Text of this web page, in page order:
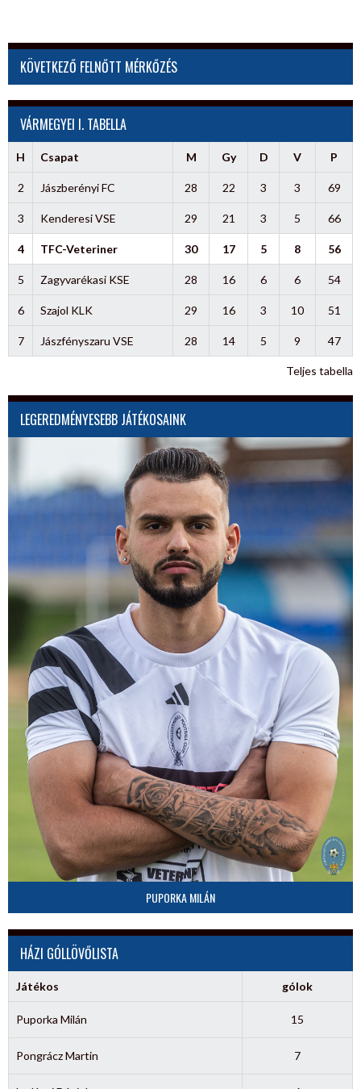
KÖVETKEZŐ FELNŐTT MÉRKŐZÉS
VÁRMEGYEI I. TABELLA
H Csapat M Gy D V P
2 Jászberényi FC 28 22 3 3 69
3 Kenderesi VSE 29 21 3 5 66
4 TFC-Veteriner 30 17 5 8 56
5 Zagyvarékasi KSE 28 16 6 6 54
6 Szajol KLK 29 16 3 10 51
7 Jászfényszaru VSE 28 14 5 9 47
Teljes tabella
LEGEREDMÉNYESEBB JÁTÉKOSAINK
PUPORKA MILÁN
HÁZI GÓLLÖVŐLISTA
Játékos gólok
Puporka Milán 15
Pongrácz Martin 7